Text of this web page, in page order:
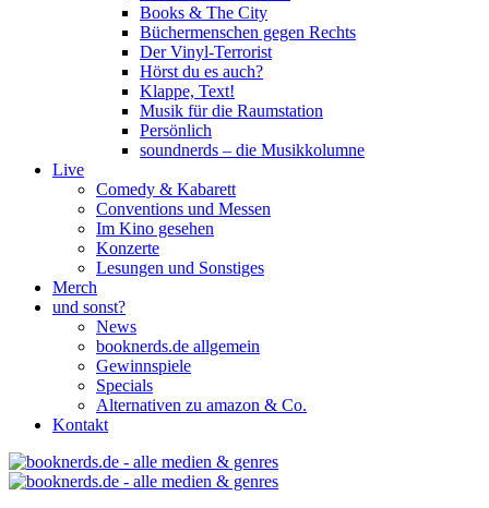
Books & The City
Büchermenschen gegen Rechts
Der Vinyl-Terrorist
Hörst du es auch?
Klappe, Text!
Musik für die Raumstation
Persönlich
soundnerds – die Musikkolumne
Live
Comedy & Kabarett
Conventions und Messen
Im Kino gesehen
Konzerte
Lesungen und Sonstiges
Merch
und sonst?
News
booknerds.de allgemein
Gewinnspiele
Specials
Alternativen zu amazon & Co.
Kontakt